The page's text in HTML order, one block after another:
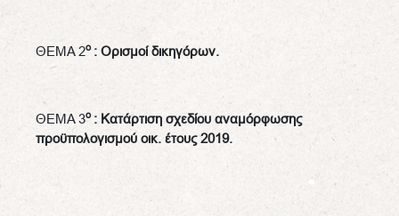
ΘΕΜΑ 2ο : Ορισμοί δικηγόρων.
ΘΕΜΑ 3ο : Κατάρτιση σχεδίου αναμόρφωσης
προϋπολογισμού οικ. έτους 2019.